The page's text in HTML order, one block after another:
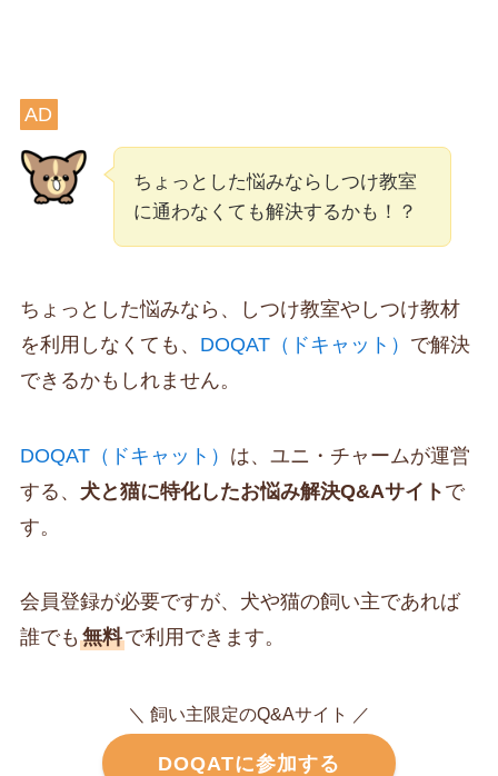
AD
ちょっとした悩みならしつけ教室
に通わなくても解決するかも！？
ちょっとした悩みなら、しつけ教室やしつけ教材
を利用しなくても、 DOQAT（ドキャット） で解決
できるかもしれません。
DOQAT（ドキャット） は、ユニ・チャームが運営
する、 犬と猫に特化したお悩み解決Q&Aサイト で
す。
会員登録が必要ですが、犬や猫の飼い主であれば
誰でも 無料で利用できます。
＼ 飼い主限定のQ&Aサイト ／
DOQATに参加する